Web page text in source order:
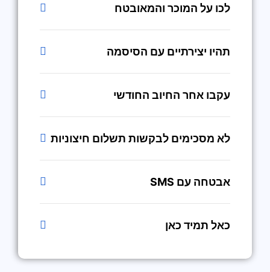
לכו על המוכר והמאובטח
תהיו יצירתיים עם הסיסמה
עקבו אחר החיוב החודשי
לא מסכימים לבקשות תשלום חיצוניות
אבטחה עם SMS
כאל תמיד כאן